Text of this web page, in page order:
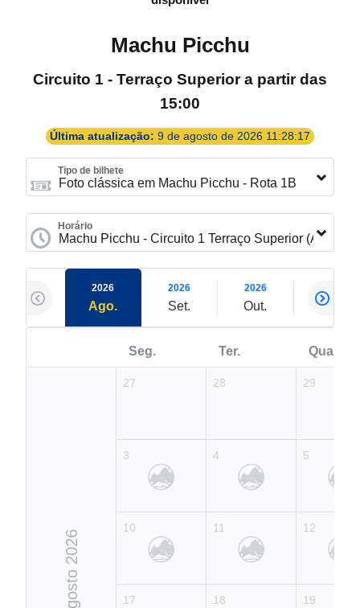
Machu Picchu
Circuito 1 - Terraço Superior a partir das
15:00
Última atualização: 9 de agosto de 2026 11:28:17
Tipo de bilhete
Horário
2026
Ago.
2026
Set.
2026
Out. Nov.
Agosto 2026
Seg.
27
3
10
17
Ter.
28
4
11
18
Qua.
29
5
12
19